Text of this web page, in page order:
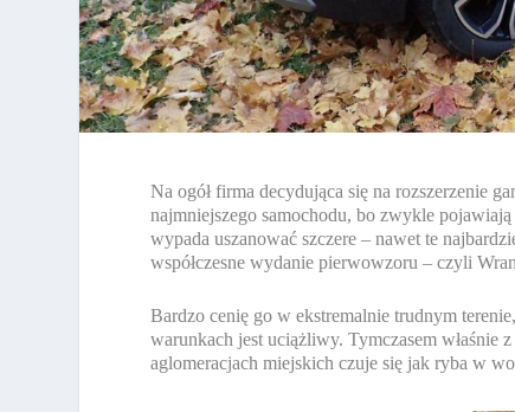
Na ogół firma decydująca się na rozszerzenie
najmniejszego samochodu, bo zwykle
wypada uszanować szczere – nawet te
współczesne wydanie pierwowzoru – czyli
Bardzo cenię go w ekstremalnie trudnym
warunkach jest uciążliwy. Tymczasem właśnie
aglomeracjach miejskich czuje się jak ryba w